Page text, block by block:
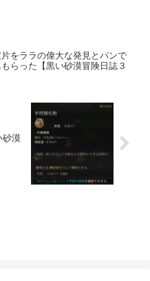
をララの偉大な発見とパンで
らった【黒い砂漠冒険日誌３
砂漠